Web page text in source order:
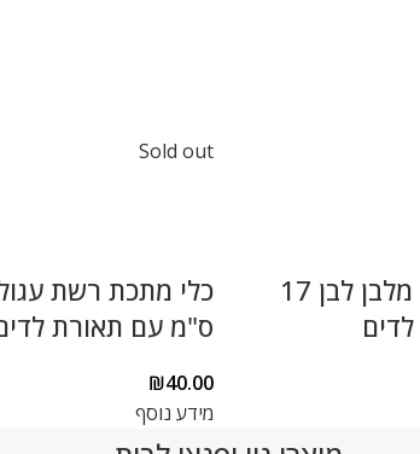
כלי מתכת רשת מלבן לבן 17
Sold out
ס"מ עם תאורת
₪40.00
מידע נוסף